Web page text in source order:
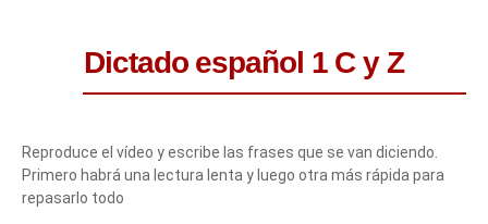
Dictado español 1 C y Z
Reproduce el vídeo y escribe las frases que se van diciendo.
Primero habrá una lectura lenta y luego otra más rápida para
repasarlo todo